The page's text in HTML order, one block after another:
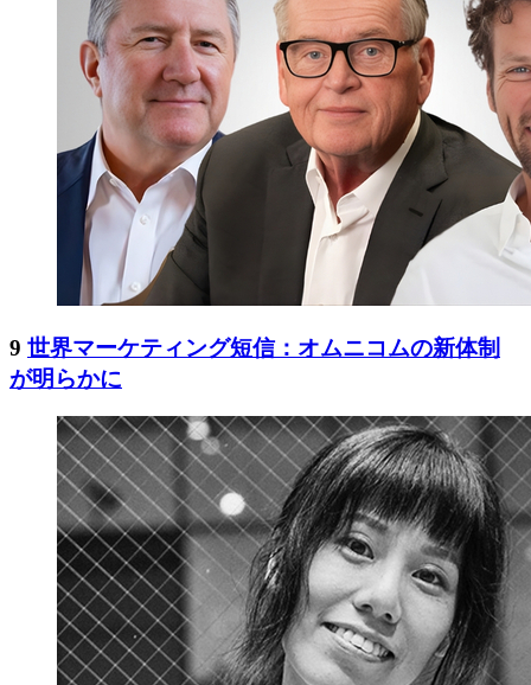
9 世界マーケティング短信：オムニコムの新体制
が明らかに